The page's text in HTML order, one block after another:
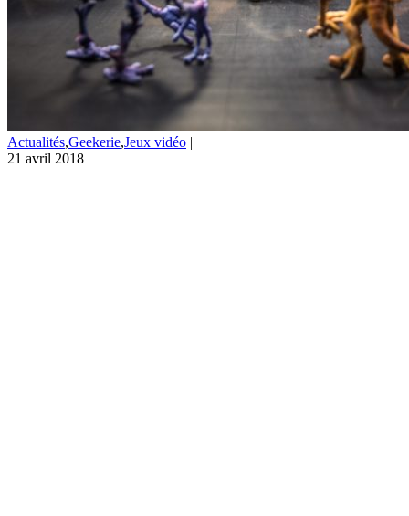
Actualités,Geekerie,Jeux vidéo |
21 avril 2018